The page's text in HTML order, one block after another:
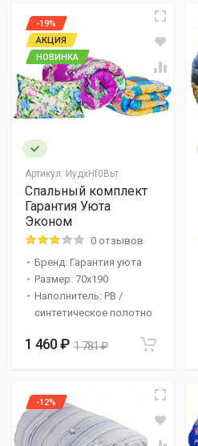
Артикул: ИyдxHf0Bьт
-19%
АКЦИЯ
НОВИНКА
Спальный комплект
Гарантия Уюта
Эконом
0 отзывов
Бренд: Гарантия уюта
Размер: 70x190
Наполнитель: РВ /
синтетическое полотно
1 460 ₽ 1 781 ₽
-12%